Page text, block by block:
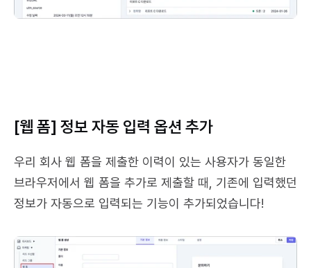
[웹 폼] 정보 자동 입력 옵션 추가
우리 회사 웹 폼을 제출한 이력이 있는 사용자가 동일한
브라우저에서 웹 폼을 추가로 제출할 때, 기존에 입력했던
정보가 자동으로 입력되는 기능이 추가되었습니다!